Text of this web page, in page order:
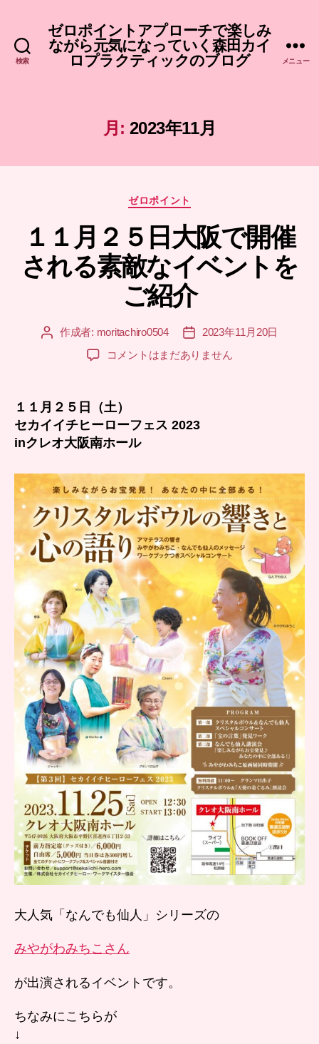
検索
ゼロポイントアプローチで楽しみ
ながら元気になっていく森田カイ
ロプラクティックのブログ
メニュー
月: 2023年11月
カ
ゴ
リ
ー
ゼロポイント
１１月２５日大阪で開催
される素敵なイベントを
ご紹介
投 作成者: moritachiro0504
投
稿
日
2023年11月20日
１
２
日
大
開
催
さ
れ
る
素
敵
な
イ
ベ
ン
ト
を
ご
紹
介
へ
コメントはまだありません
１１月２５日（土）
セカイイチヒーローフェス 2023
inクレオ大阪南ホール
大人気「なんでも仙人」シリーズの
みやがわみちこさん
が出演されるイベントです。
ちなみにこちらが
↓